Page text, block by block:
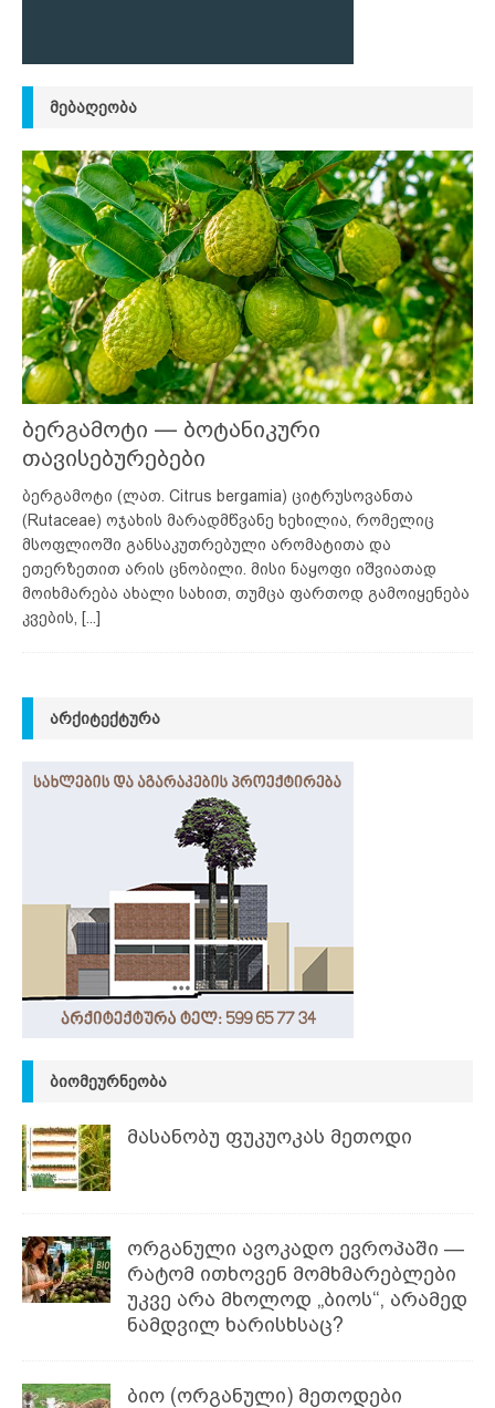
ᲛᲔᲑᲐᲦᲔᲝᲑᲐ
ბერგამოტი — ბოტანიკური
თავისებურებები
ბერგამოტი (ლათ. Citrus bergamia) ციტრუსოვანთა
(Rutaceae) ოჯახის მარადმწვანე ხეხილია, რომელიც
მსოფლიოში განსაკუთრებული არომატითა და
ეთერზეთით არის ცნობილი. მისი ნაყოფი იშვიათად
მოიხმარება ახალი სახით, თუმცა ფართოდ გამოიყენება
კვების,
[...]
ᲐᲠᲥᲘᲢᲔᲥᲢᲣᲠᲐ
ᲑᲘᲝᲛᲔᲣᲠᲜᲔᲝᲑᲐ
მასანობუ ფუკუოკას მეთოდი
ორგანული ავოკადო ევროპაში —
რატომ ითხოვენ მომხმარებლები
უკვე არა მხოლოდ „ბიოს“, არამედ
ნამდვილ ხარისხსაც?
ბიო (ორგანული) მეთოდები